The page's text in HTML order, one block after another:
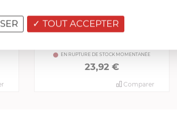
CRISTEL
EN RUPTURE DE STOCK MOMENTANÉE
23,92 €
Comparer
TOUT ACCEPTER